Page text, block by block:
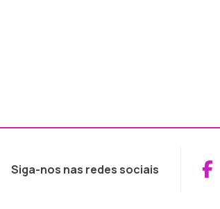
Siga-nos nas redes sociais